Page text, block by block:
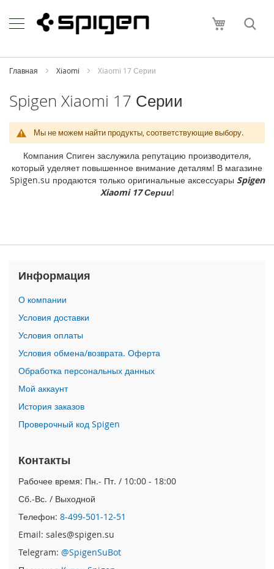
to
Content
Моя
h
o
i
P
h
e
1
M
P
h
o
n
e
1
7
P
r
o
i
o
n
e
A
i
r
i
P
Главная Xiaomi Xiaomi 17 Серии
Spigen Xiaomi 17 Серии
Мы не можем найти продукты, соответствующие выбору.
Компания Спиген заслужила репутацию производителя,
который уделяет повышенное внимание деталям! В магазине
Spigen.su продаются только оригинальные аксессуары Spigen
Xiaomi 17 Серии!
Информация
О компании
Условия доставки
Условия оплаты
Условия обмена/возврата. Оферта
Обработка персональных данных
Мой аккаунт
История заказов
Проверочный код Spigen
Контакты
Рабочее время: Пн.- Пт. / 10:00 - 18:00
Сб.-Вс. / Выходной
Телефон: 8-499-501-12-51
Email: sales@spigen.su
Telegram: @SpigenSuBot